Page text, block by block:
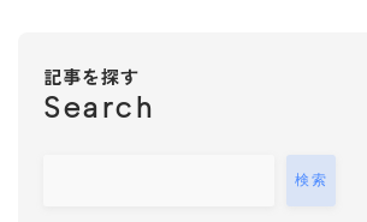
記事を探す
Search
検索